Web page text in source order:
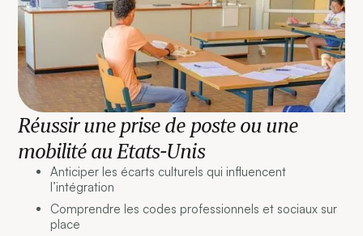
Réussir une prise de poste ou une
mobilité au Etats-Unis
Anticiper les écarts culturels qui influencent
l’intégration
Comprendre les codes professionnels et sociaux sur
place